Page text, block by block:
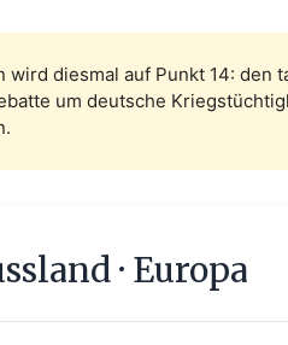
wird diesmal auf Punkt 14: den
um deutsche
· Europa